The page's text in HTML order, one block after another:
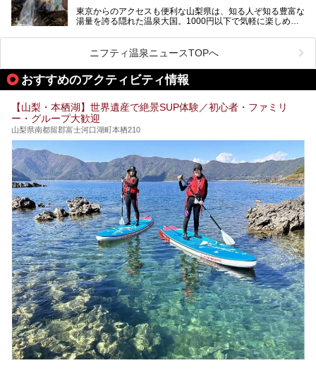
します。
東京からのアクセスも便利な山梨県は、知る人ぞ知る豊富な
湯量を誇る隠れた温泉大国。1000円以下で気軽に楽しめ
も、これからの季節に嬉しい、じんわりと体の芯まで温ま
る“ぬる湯”が豊富なのも魅力。今回は、湯質も抜群で心ゆく
までリラックスできる山梨のお得な日帰り温泉を、実際体験
した感想と共に紹介します。
※ぬる湯とは35℃～39℃程度の体温に近いぬるめ温泉のこ
ニフティ温泉ニュースTOPへ
おすすめのアクティビティ情報
【山梨・本栖湖】世界遺産で絶景SUP体験／初心者・ファミリ
ー・グループ大歓迎
山梨県南都留郡富士河口湖町本栖210